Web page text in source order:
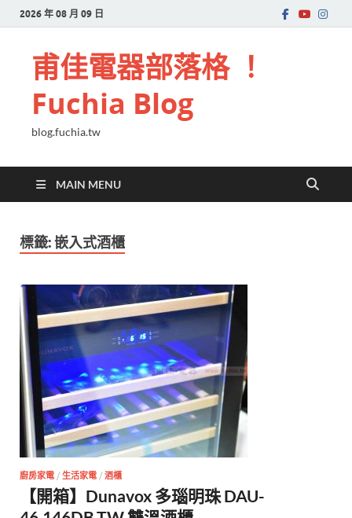
2026 年 08 月 09 日
甫佳電器部落格 ！
Fuchia Blog
blog.fuchia.tw
MAIN MENU
標籤:嵌入式酒櫃
廚房家電 / 生活家電 / 酒櫃
【開箱】Dunavox 多瑙明珠 DAU-